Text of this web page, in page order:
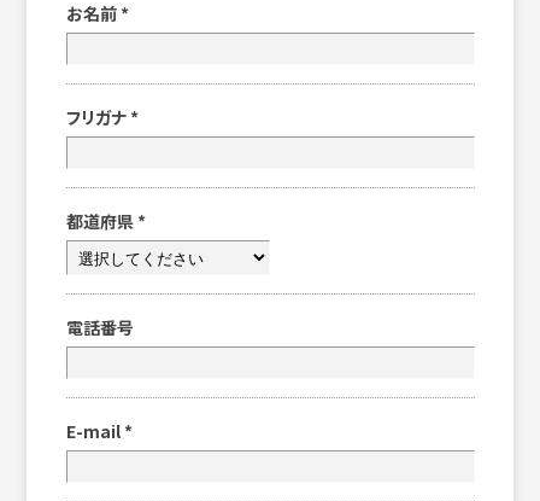
お名前 *
フリガナ *
都道府県 *
電話番号
E-mail *